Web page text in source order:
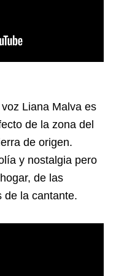
Liana Malva es
de la zona del
de origen.
y nostalgia pero
de las
de la cantante.